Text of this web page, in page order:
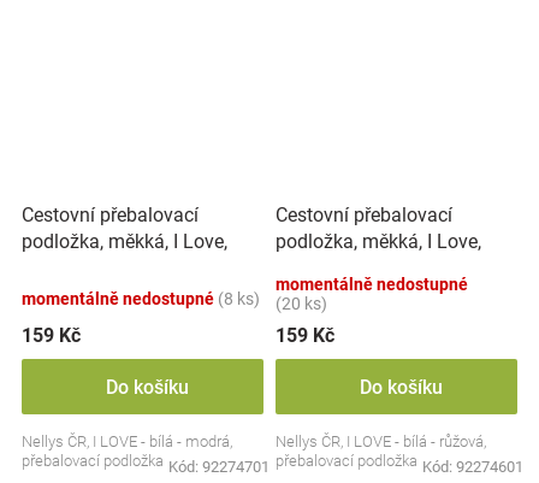
Cestovní přebalovací
podložka, měkká, I Love,
bílá/modrá
momentálně nedostupné (8 ks)
159 Kč
Do košíku
Nellys ČR, I LOVE - bílá - modrá,
přebalovací podložka Kód: 92274701
Cestovní přebalovací
podložka, měkká, I Love,
bílá/růžová
momentálně nedostupné
(20 ks)
159 Kč
Do košíku
Nellys ČR, I LOVE - bílá - růžová,
přebalovací podložka Kód: 92274601